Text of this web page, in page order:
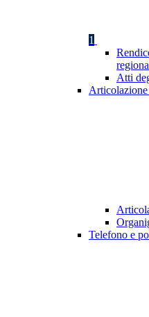
1
Atti
Telefono e